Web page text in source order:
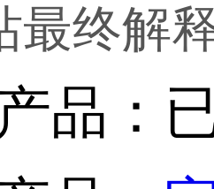
最终解
品：